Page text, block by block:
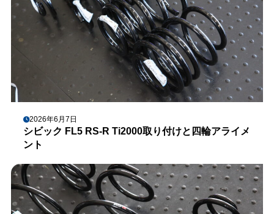
2026年6月7日
シビック FL5 RS-R Ti2000取り付けと四輪アライメ
ント